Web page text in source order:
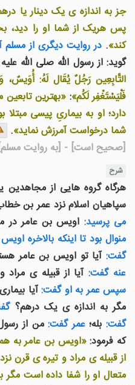
جز به اندازه ی يک دينار يا
پس هریک از شما او را دید،
کند». در روايت ديگری از
گويد: از رسول الله صلى الله
التَّابِعِين رَجُلٌ يُقَال لَهُ: أُوَيسٌ،
فَلْيَسْتَغْفِر لَكُم»: «بهترين
دارد؛ او به بيماریِ پيسی
شما درخواست آمرزش نمايد».
[صحیح است] - [به روایت
شرح
هرگاه گروه هایی از مجاهدین
سپاهیان اسلام نزد عمر بن
می پرسید: اویس بن عامر در
منوال بود تا اینکه بالاخره
گفت:آیا تو اویس بن عامر
عنه گفت:آیا از قبیله ی
سپس عمر به او گفت:آیا
مگر به اندازه ی یک درهم؟
گفت:بله؛عمر گفت:من از رسول
که فرمود:«اویس بن عامر به
از قبیله ی مراد و تیره ی قرن
متعال او را شفا داده است مگر